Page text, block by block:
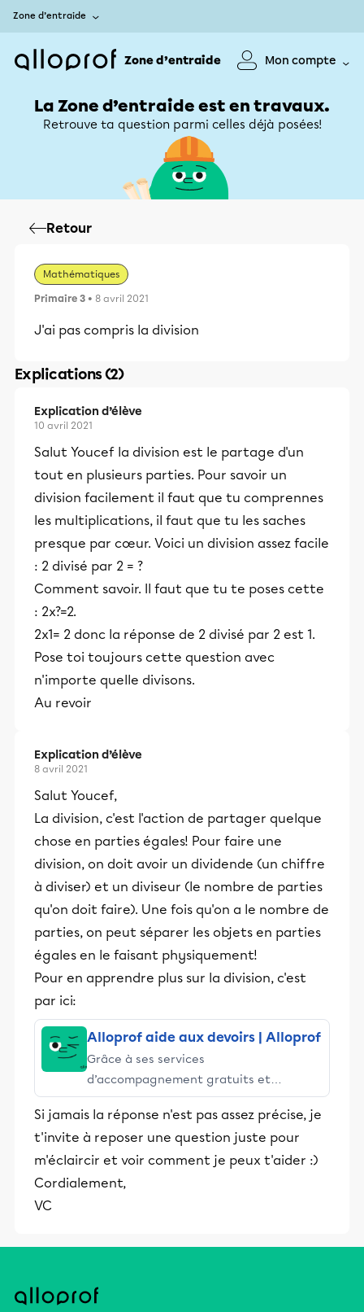
Zone d’entraide
Zone d’entraide Mon compte
La Zone d’entraide est en travaux.
Retrouve ta question parmi celles déjà posées!
Retour
Mathématiques
Primaire 3 • 8 avril 2021
J'ai pas compris la division
Explications (2)
Explication d’élève
10 avril 2021
Salut Youcef la division est le partage d'un
tout en plusieurs parties. Pour savoir un
division facilement il faut que tu comprennes
les multiplications, il faut que tu les saches
presque par cœur. Voici un division assez facile
: 2 divisé par 2 = ?
Comment savoir. Il faut que tu te poses cette
: 2x?=2.
2x1= 2 donc la réponse de 2 divisé par 2 est 1.
Pose toi toujours cette question avec
n'importe quelle divisons.
Au revoir
Explication d’élève
8 avril 2021
Salut Youcef,
La division, c'est l'action de partager quelque
chose en parties égales! Pour faire une
division, on doit avoir un dividende (un chiffre
à diviser) et un diviseur (le nombre de parties
qu'on doit faire). Une fois qu'on a le nombre de
parties, on peut séparer les objets en parties
égales en le faisant physiquement!
Pour en apprendre plus sur la division, c'est
par ici:
Alloprof aide aux devoirs | Alloprof
Grâce à ses services
d’accompagnement gratuits et
stimulants, Alloprof engage les élèves
et leurs parents dans la réussite
éducative.
Si jamais la réponse n'est pas assez précise, je
t'invite à reposer une question juste pour
m'éclaircir et voir comment je peux t'aider :)
Cordialement,
VC